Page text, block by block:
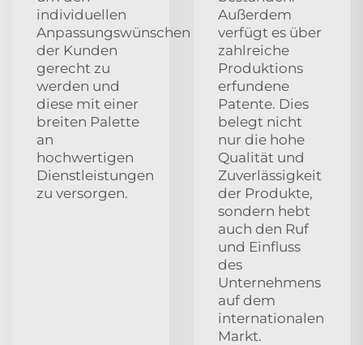
individuellen
Anpassungswünschen
der Kunden
gerecht zu
werden und
diese mit einer
breiten Palette
an
hochwertigen
Dienstleistungen
zu versorgen.
Außerdem
verfügt es über
zahlreiche
Produktions
erfundene
Patente. Dies
belegt nicht
nur die hohe
Qualität und
Zuverlässigkeit
der Produkte,
sondern hebt
auch den Ruf
und Einfluss
des
Unternehmens
auf dem
internationalen
Markt.